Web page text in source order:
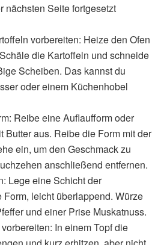
nächsten Seite fortgesetzt
vorbereiten: Heize den Ofen
die Kartoffeln und schneide
Scheiben. Das kannst du
oder einem Küchenhobel
Reibe eine Auflaufform oder
Butter aus. Reibe die Form mit der
ein, um den Geschmack zu
anschließend entfernen.
Lege eine Schicht der
leicht überlappend. Würze
und einer Prise Muskatnuss.
In einem Topf die